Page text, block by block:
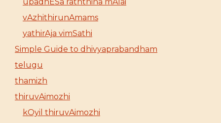
vAzhithirunAmams
yathirAja vimSathi
Simple Guide to dhivyaprabandham
telugu
thamizh
thiruvAimozhi
kOyil thiruvAimozhi